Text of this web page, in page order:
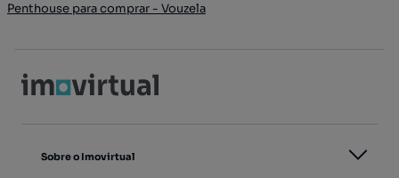
Penthouse para comprar - Vouzela
Sobre o Imovirtual